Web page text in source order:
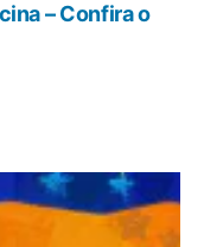
– Confira o